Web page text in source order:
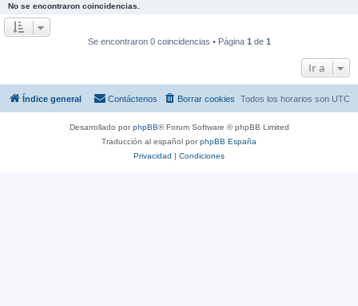
No se encontraron coincidencias.
Se encontraron 0 coincidencias • Página 1 de 1
Ir a
Índice general Todos los horarios son UTC
Borrar cookies
Contáctenos
Desarrollado porphpBB® Forum Software © phpBB Limited
Traducción al español porphpBB España
Privacidad | Condiciones